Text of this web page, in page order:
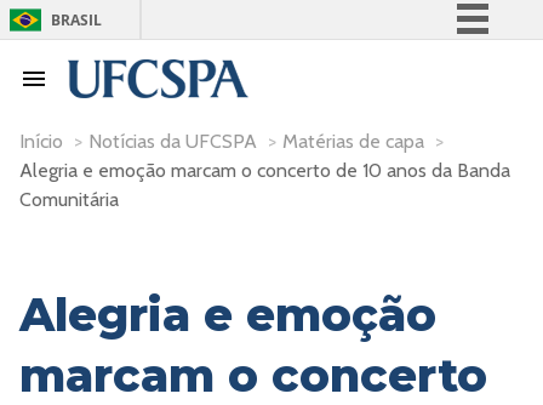
BRASIL
Participe
Acesso à informação
Início > Notícias da UFCSPA > Matérias de capa >
Alegria e emoção marcam o concerto de 10 anos da Banda
Comunitária
Alegria e emoção
marcam o concerto